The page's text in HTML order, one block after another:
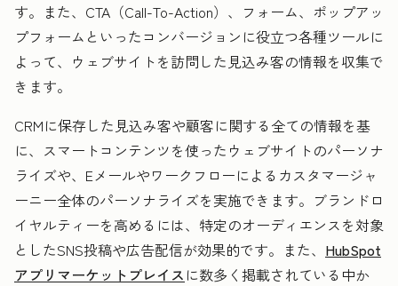
す。また、CTA（Call-To-Action）、フォーム、ポップアッ
プフォームといったコンバージョンに役立つ各種ツールに
よって、ウェブサイトを訪問した見込み客の情報を収集で
きます。
CRMに保存した見込み客や顧客に関する全ての情報を基
に、スマートコンテンツを使ったウェブサイトのパーソナ
ライズや、Eメールやワークフローによるカスタマージャ
ーニー全体のパーソナライズを実施できます。ブランドロ
イヤルティーを高めるには、特定のオーディエンスを対象
としたSNS投稿や広告配信が効果的です。また、 HubSpot
アプリマーケットプレイス に数多く掲載されている中か